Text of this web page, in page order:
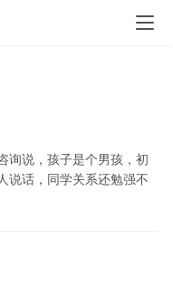
询说，孩子是个男孩，初
说话，同学关系还勉强不